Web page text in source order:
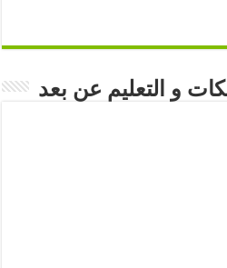
و التعليم عن بعد